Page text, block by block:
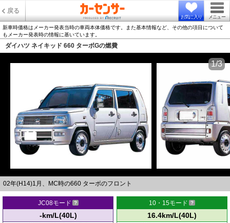
戻る
お気に入り メニュー
新車時価格はメーカー発表当時の車両本体価格です。また基本情報など、その他の項目について
もメーカー発表時の情報に基いています。
ダイハツ ネイキッド 660 ターボGの燃費
02年(H14)1月、MC時の660 ターボのフロント
1/3
JC08モード
-km/L(40L)
10・15モード
16.4km/L(40L)